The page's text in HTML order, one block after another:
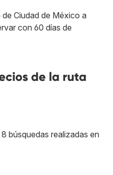
Ciudad de México a
con 60 días de
de la ruta
búsquedas realizadas en